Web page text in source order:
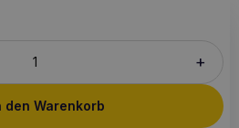
+
den Warenkorb